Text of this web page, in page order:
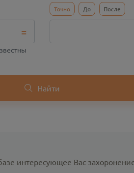
=
Точно До После
Найти
интересующее Вас